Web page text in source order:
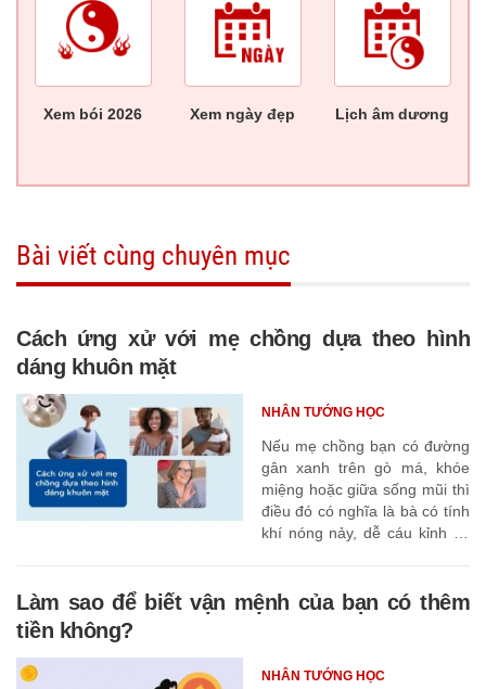
Xem bói 2026 Xem ngày đẹp Lịch âm dương
Bài viết cùng chuyên mục
Cách ứng xử với mẹ chồng dựa theo hình
dáng khuôn mặt
Nếu mẹ chồng bạn có đường
gân xanh trên gò má, khóe
miệng hoặc giữa sống mũi thì
điều đó có nghĩa là bà có tính
khí nóng nảy, dễ cáu kỉnh và
NHÂN TƯỚNG HỌC
Làm sao để biết vận mệnh của bạn có thêm
tiền không?
NHÂN TƯỚNG HỌC